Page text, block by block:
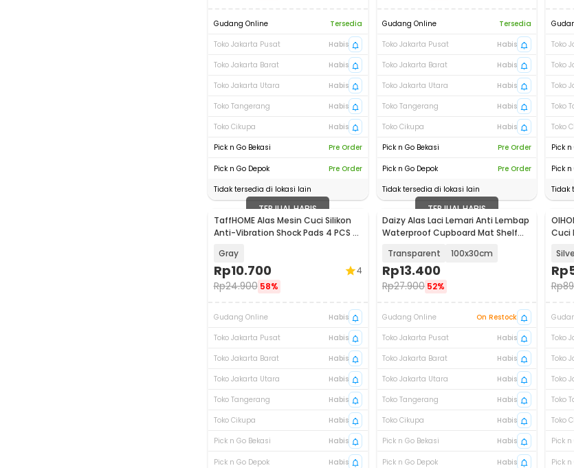
Gudang Online
Tersedia
Toko Jakarta Pusat
Habis
Toko Jakarta Barat
Habis
Toko Jakarta Utara
Habis
Toko Tangerang
Habis
Toko Cikupa
Habis
Pick n Go Bekasi
Pre Order
Pick n Go Depok
Pre Order
Tidak tersedia di lokasi lain
Gudang Online
Tersedia
Toko Jakarta Pusat
Habis
Toko Jakarta Barat
Habis
Toko Jakarta Utara
Habis
Toko Tangerang
Habis
Toko Cikupa
Habis
Pick n Go Bekasi
Pre Order
Pick n Go Depok
Pre Order
Tidak tersedia di lokasi lain
Toko
Toko
Toko
Toko
Toko
Pick n
Pick n
Tidak
TERJUAL HABIS
TaffHOME Alas Mesin Cuci Silikon
Anti-Vibration Shock Pads 4 PCS -
Gray
Rp10.700
Rp24.900 58%
4
Gudang Online
Habis
Toko Jakarta Pusat
Habis
Toko Jakarta Barat
Habis
Toko Jakarta Utara
Habis
Toko Tangerang
Habis
Toko Cikupa
Habis
Pick n Go Bekasi
Habis
Pick n Go Depok
Habis
TERJUAL HABIS
Daizy Alas Laci Lemari Anti Lembap
Waterproof Cupboard Mat Shelf
Transparent 100x30cm
Rp13.400
Rp27.900 52%
Gudang Online
On Restock
Toko Jakarta Pusat
Habis
Toko Jakarta Barat
Habis
Toko Jakarta Utara
Habis
Toko Tangerang
Habis
Toko Cikupa
Habis
Pick n Go Bekasi
Habis
Pick n Go Depok
Habis
Cuci
Rp
Rp
Toko
Toko
Toko
Toko
Toko
Pick n
Pick n